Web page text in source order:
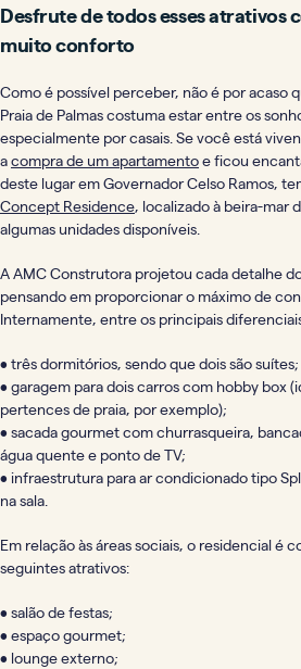
Desfrute de todos esses atrativos
muito conforto
Como é possível perceber, não é por acaso
Praia de Palmas costuma estar entre os
especialmente por casais. Se você está
acompra de um apartamentoe ficou
deste lugar em Governador Celso Ramos,
Concept Residence, localizado à beira-mar
algumas unidades disponíveis.
A AMC Construtora projetou cada detalhe
pensando em proporcionar o máximo de
Internamente, entre os principais
• três dormitórios, sendo que dois são suítes;
• garagem para dois carros com hobby box
pertences de praia, por exemplo);
• sacada gourmet com churrasqueira,
água quente e ponto de TV;
• infraestrutura para ar condicionado tipo
na sala.
Em relação às áreas sociais, o residencial é
seguintes atrativos:
• salão de festas;
• espaço gourmet;
• lounge externo;